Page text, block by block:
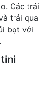
Các trái
trải qua
bọt với